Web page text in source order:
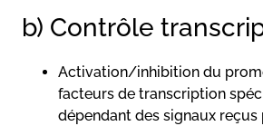
b) Contrôle
Activation/inhibition du
facteurs de transcription
dépendant des signaux